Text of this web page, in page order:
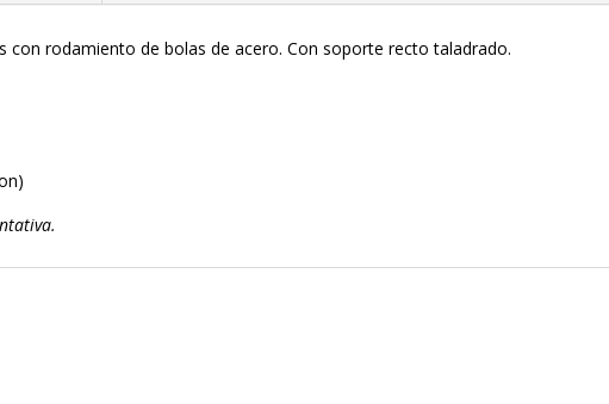
con rodamiento de bolas de acero. Con soporte recto taladrado.